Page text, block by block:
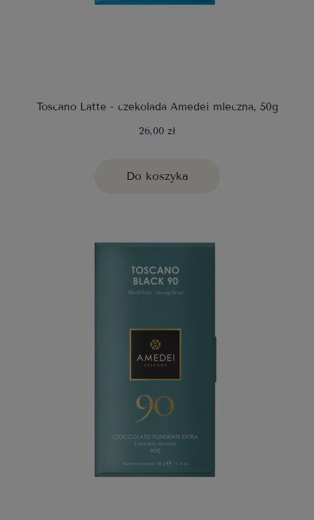
Toscano Latte - czekolada Amedei mleczna, 50g
26,00 zł
Do koszyka